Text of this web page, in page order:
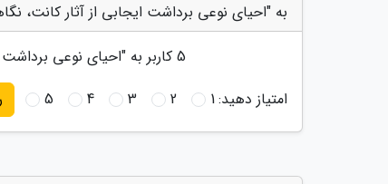
به "احیای نوعی برداشت ایجابی از آثار کانت،
5 کاربر به "احیای نوعی برداشت
امتیاز دهید:1
2
3
4
5